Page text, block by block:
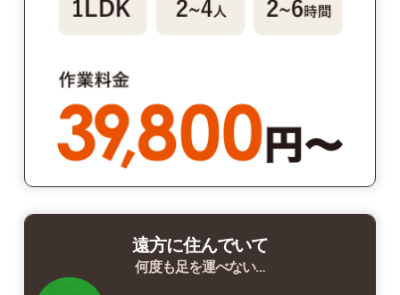
遠方に住んでいて
何度も足を運べない…